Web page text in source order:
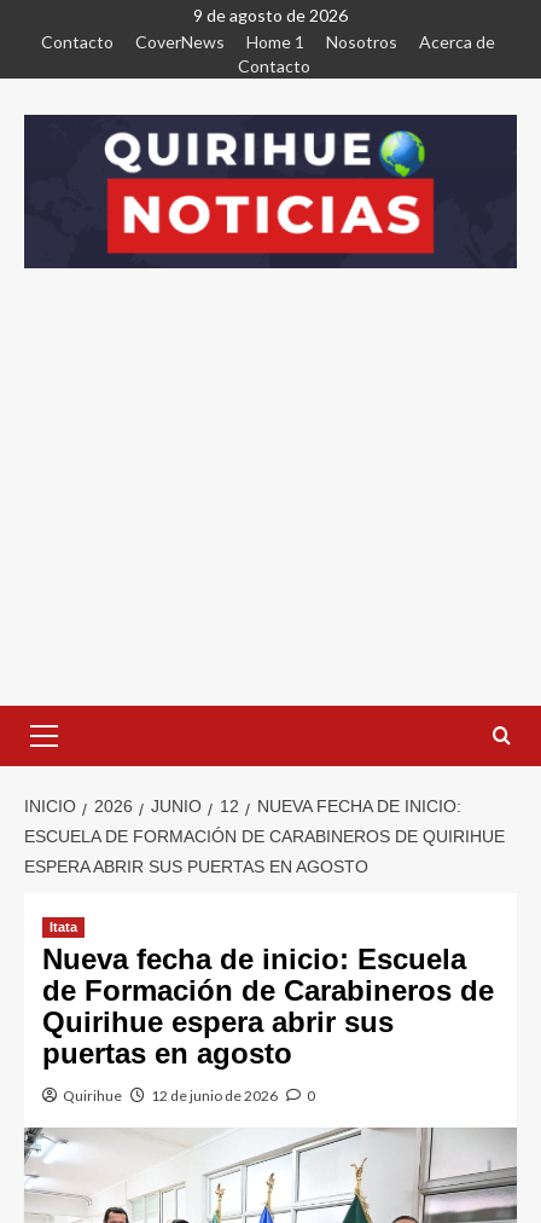
9 de agosto de 2026
Contacto
CoverNews Home 1 Nosotros
Acerca de
Contacto
INICIO 2026 JUNIO 12
NUEVA FECHA DE INICIO:
ESCUELA DE FORMACIÓN DE CARABINEROS DE QUIRIHUE
ESPERA ABRIR SUS PUERTAS EN AGOSTO
Itata
Nueva fecha de inicio: Escuela
de Formación de Carabineros de
Quirihue espera abrir sus
puertas en agosto
Quirihue 12 de junio de 2026 0